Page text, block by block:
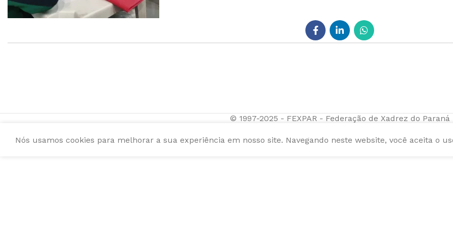
© 1997-2025 - FEXPAR - Federação de Xadrez do Paraná
Nós usamos cookies para melhorar a sua experiência em nosso site. Navegando neste website, você aceita o